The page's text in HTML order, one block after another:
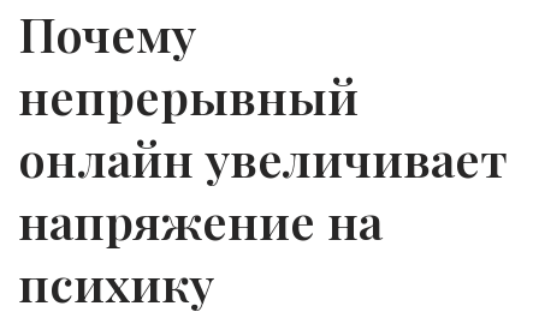
Почему
непрерывный
онлайн увеличивает
напряжение на
психику